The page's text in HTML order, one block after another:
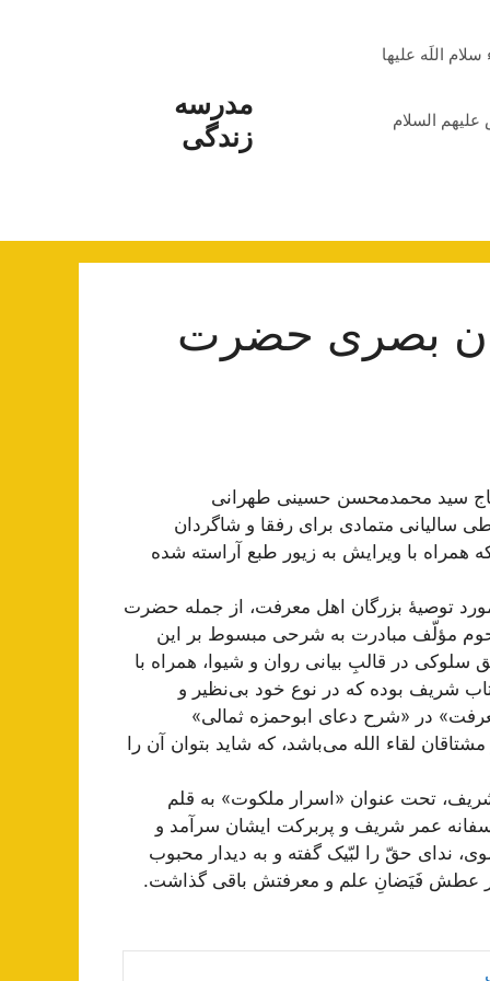
مدرسه
زندگی
اللَه علیها
السلام
بصری حضرت
سید محمدمحسن حسینی طهرانی
متمادی برای رفقا و شاگردان
همراه با ویرایش به زیور طبع آراسته شده
توصیۀ بزرگان اهل معرفت، از جمله حضرت
مؤلّف مبادرت به شرحی مبسوط بر این
در قالبِ بیانی روان و شیوا، همراه با
شریف بوده که در نوع خود بی‌نظیر و
در «شرح دعای ابوحمزه ثمالی»
لقاء الله می‌باشد، که شاید بتوان آن را
تحت عنوان «اسرار ملکوت» به قلم
عمر شریف و پربرکت ایشان سرآمد و
ندای حقّ را لبّیک گفته و به دیدار محبوب
عطش فَیَضانِ علم و معرفتش باقی گذاشت.